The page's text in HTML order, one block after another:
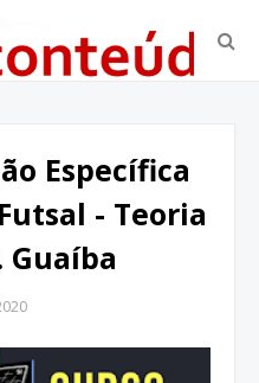
Específica
- Teoria
Guaíba